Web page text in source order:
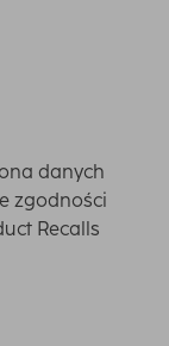
danych
zgodności
Recalls